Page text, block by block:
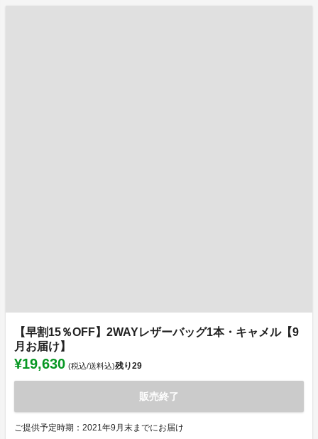
【早割15％OFF】2WAYレザーバッグ1本・キャメル【9
月お届け】
¥19,630 (税込/送料込)残り29
販売終了
ご提供予定時期：2021年9月末までにお届け